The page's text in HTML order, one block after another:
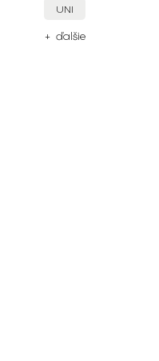
UNI
+ ďalšie